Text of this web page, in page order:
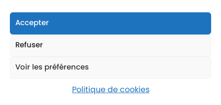
Accepter
Refuser
Voir les préférences
Politique de cookies